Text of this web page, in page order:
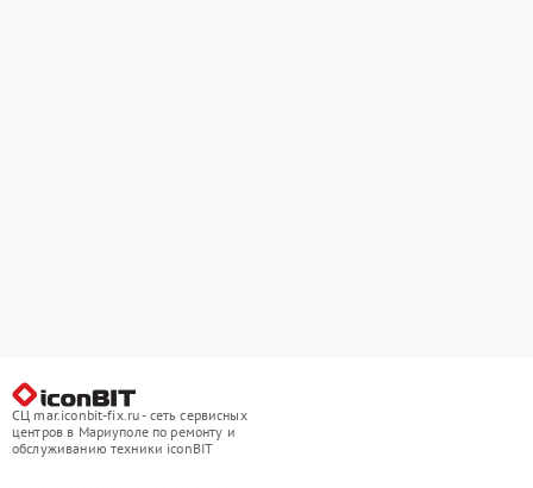
СЦ mar.iconbit-fix.ru - сеть сервисных
центров в Мариуполе по ремонту и
обслуживанию техники iconBIT